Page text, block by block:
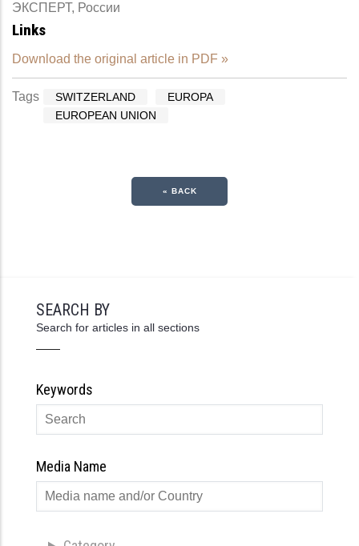
ЭКСПЕРТ, России
Links
Download the original article in PDF »
Tags SWITZERLAND
EUROPA
EUROPEAN UNION
« BACK
SEARCH BY
Search for articles in all sections
Keywords
Media Name